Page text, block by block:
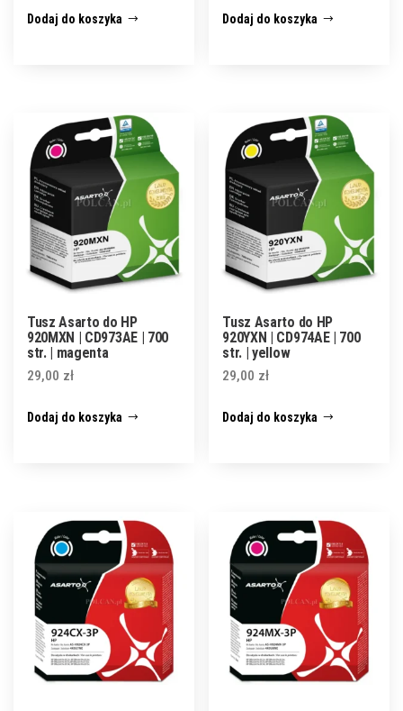
Dodaj do koszyka Dodaj do koszyka
Tusz Asarto do HP
920MXN | CD973AE | 700
str. | magenta
29,00 zł
Dodaj do koszyka
Tusz Asarto do HP
920YXN | CD974AE | 700
str. | yellow
29,00 zł
Dodaj do koszyka